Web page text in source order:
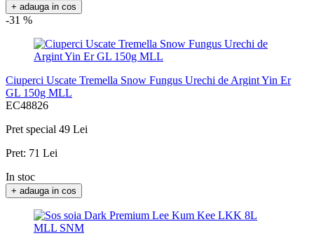
+ adauga in cos
-31 %
Ciuperci Uscate Tremella Snow Fungus Urechi de Argint Yin Er
GL 150g MLL
EC48826
Pret special 49 Lei
Pret: 71 Lei
In stoc
+ adauga in cos